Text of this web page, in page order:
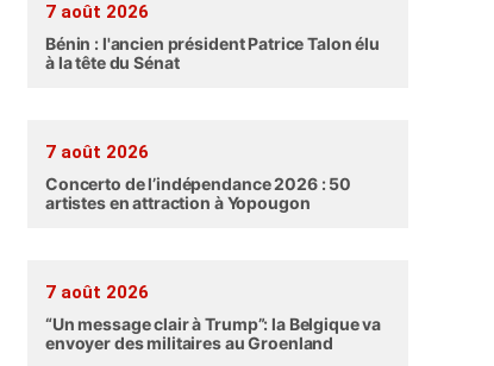
7 août 2026
Bénin : l'ancien président Patrice Talon élu
à la tête du Sénat
7 août 2026
Concerto de l’indépendance 2026 : 50
artistes en attraction à Yopougon
7 août 2026
“Un message clair à Trump”: la Belgique va
envoyer des militaires au Groenland